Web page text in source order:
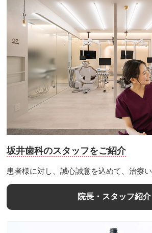
坂井歯科のスタッフをご紹介
患者様に対し、誠心誠意を込めて、治療い
院長・スタッフ紹介